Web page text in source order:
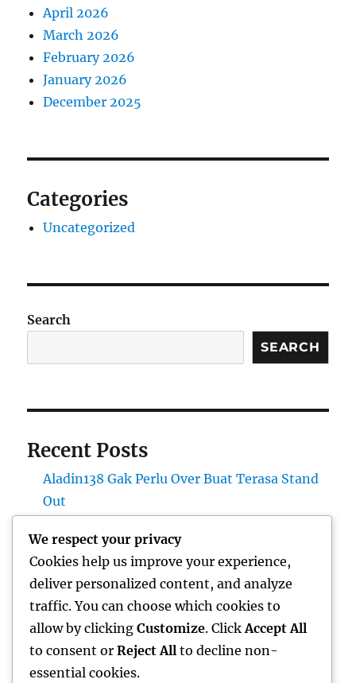
April 2026
March 2026
February 2026
January 2026
December 2025
Categories
Uncategorized
Search
SEARCH
Recent Posts
Aladin138 Gak Perlu Over Buat Terasa Stand
Out
Mantap168 Bawa Vibes Anti Cringe
Aladin138 Bikin Hari Digital Terasa Lebih
Bebas
Mantap168 Kayak Sudut Kota yang Penuh
Cerita
We respect your privacy
Cookies help us improve your experience,
deliver personalized content, and analyze
traffic. You can choose which cookies to
allow by clicking Customize. Click Accept All
to consent or Reject All to decline non-
essential cookies.